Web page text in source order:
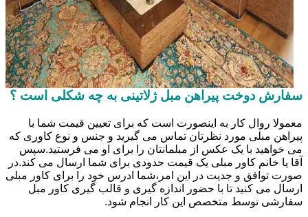
سفارش دوخت پیراهن مبل ژلاتینی به چه شکلی است ؟
معمولا روال کار به اینصورت است که برای تعیین قیمت شما با
پیراهن مبلی مورد نظرتان تماس می گیرید و جنس و نوع کاوری که
می خواهید با یک عکس از مبلمانتان را برای او می فرستید.سپس
آقا یا خانم کاور مبلی یک قیمت حدودی برای شما ارسال می کند.در
صورت توافق و جدیت در این امر،شما ادرس خود را برای کاور مبلی
ارسال می کنید تا با حضور اندازه گیری و قالب گیری کاور مبل
سفارشی توسط متخصص این کار انجام شود.